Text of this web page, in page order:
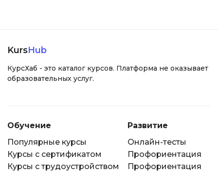
KursHub
КурсХаб - это каталог курсов. Платформа не оказывает
образовательных услуг.
Обучение
Популярные курсы
Курсы с сертификатом
Курсы с трудоустройством
Развитие
Онлайн-тесты
Профориентация
Профориентация